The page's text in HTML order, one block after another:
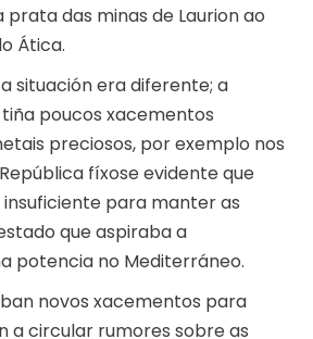
prata das minas de Laurion ao
Ática.
situación era diferente; a
poucos xacementos
preciosos, por exemplo nos
fíxose evidente que
para manter as
que aspiraba a
potencia no Mediterráneo.
novos xacementos para
a circular rumores sobre as